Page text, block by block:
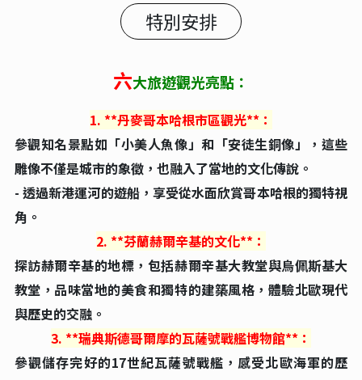
特別安排
六大旅遊觀光亮點：
1. **丹麥哥本哈根市區觀光**：
參觀知名景點如「小美人魚像」和「安徒生銅像」，這些
雕像不僅是城市的象徵，也融入了當地的文化傳說。
- 透過新港運河的遊船，享受從水面欣賞哥本哈根的獨特視
角。
2. **芬蘭赫爾辛基的文化**：
探訪赫爾辛基的地標，包括赫爾辛基大教堂與烏佩斯基大
教堂，品味當地的美食和獨特的建築風格，體驗北歐現代
與歷史的交融。
3. **瑞典斯德哥爾摩的瓦薩號戰艦博物館**：
參觀儲存完好的17世紀瓦薩號戰艦，感受北歐海軍的歷